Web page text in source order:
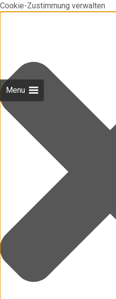
Cookie-Zustimmung verwalten
Menu